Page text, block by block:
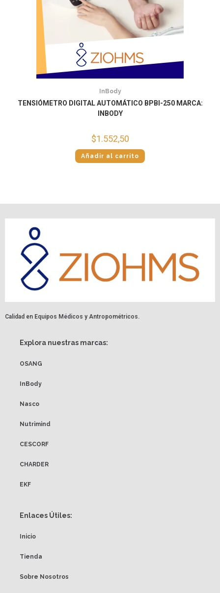
InBody
TENSIÓMETRO DIGITAL AUTOMÁTICO BPBI-250 MARCA:
INBODY
$1.552,50
Añadir al carrito
Calidad en Equipos Médicos y Antropométricos.
Explora nuestras marcas:
OSANG
InBody
Nasco
Nutrimind
CESCORF
CHARDER
EKF
Enlaces Útiles:
Inicio
Tienda
Sobre Nosotros